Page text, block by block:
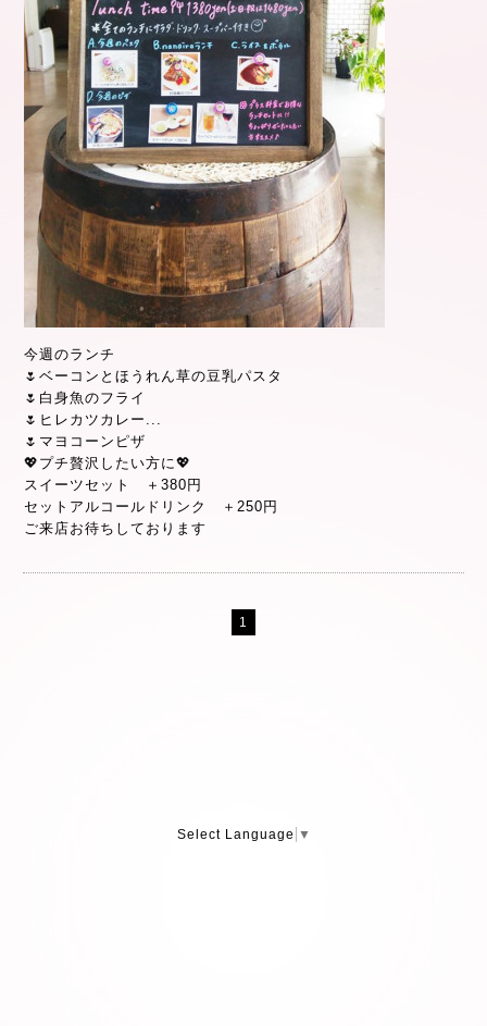
今週のランチ
🌷 ベーコンとほうれん草の豆乳パスタ
🌷 白身魚のフライ
🌷 ヒレカツカレー ...
🌷 マヨコーンピザ
💖 プチ贅沢したい方に💖
スイーツセット ＋380円
セットアルコールドリンク ＋250円
ご来店お待ちしております
1
Select Language ▼